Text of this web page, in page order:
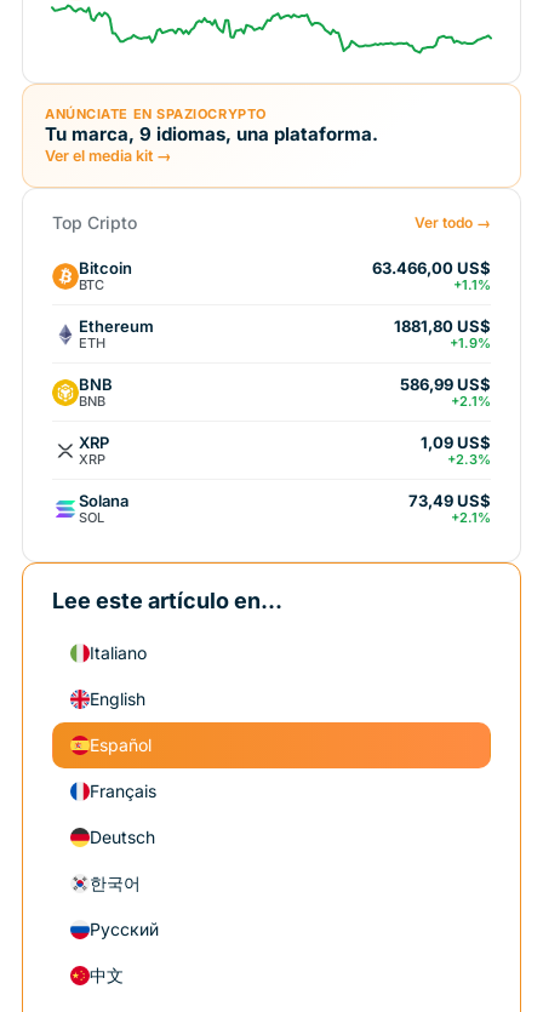
ANÚNCIATE EN SPAZIOCRYPTO
Tu marca, 9 idiomas, una plataforma.
Ver el media kit →
Top Cripto Ver todo →
Bitcoin
BTC
63.466,00 US$
+1.1%
Ethereum
ETH
1881,80 US$
+1.9%
BNB
BNB
586,99 US$
+2.1%
XRP
XRP
1,09 US$
+2.3%
Solana
SOL
73,49 US$
+2.1%
Lee este artículo en...
Italiano
English
Español
Français
Deutsch
한국어
Русский
中文